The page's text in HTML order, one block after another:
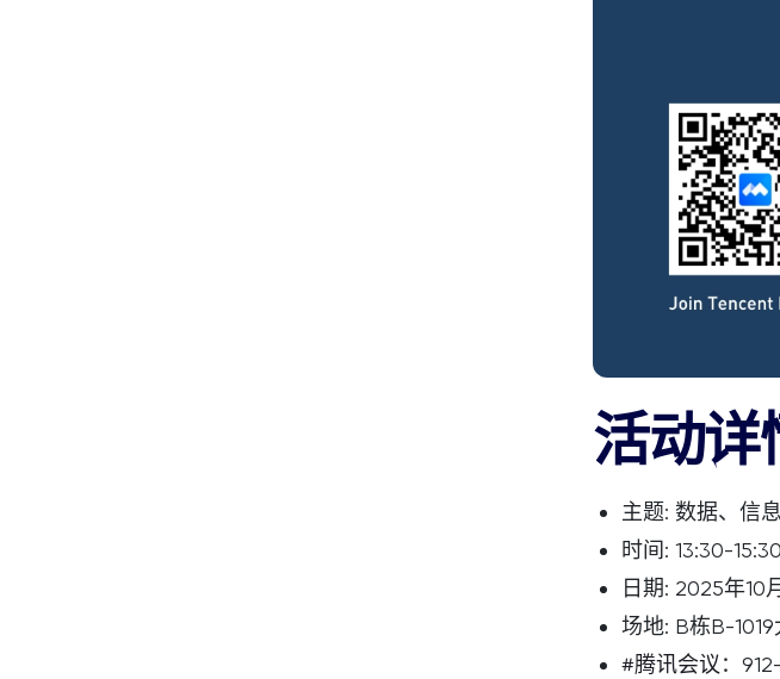
活动详
主题: 数据、信
时间: 13:30-
日期: 2025年10
场地: B栋B-
#腾讯会议：